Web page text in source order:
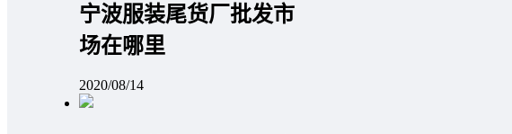
宁波服装尾货厂批发市
场在哪里
2020/08/14